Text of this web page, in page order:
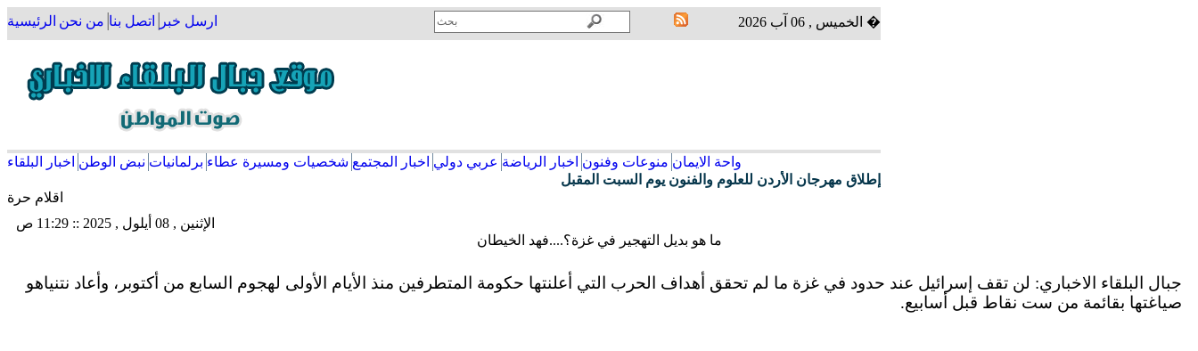
الرئيسية من نحن اتصل بنا ارسل خبر الخميس , 06 آب 2026 �
اخبار البلقاء نبض الوطن برلمانيات شخصيات ومسيرة عطاء اخبار المجتمع عربي دولي اخبار الرياضة منوعات وفنون واحة الايمان
اقلام حرة
الإثنين , 08 أيلول , 2025 :: 11:29 ص
ما هو بديل التهجير في غزة؟....فهد الخيطان
جبال البلقاء الاخباري: لن تقف إسرائيل عند حدود في غزة ما لم تحقق أهداف الحرب التي أعلنتها حكومة المتطرفين منذ الأيام الأولى لهجوم السابع من أكتوبر، وأعاد نتنياهو
صياغتها بقائمة من ست نقاط قبل أسابيع.